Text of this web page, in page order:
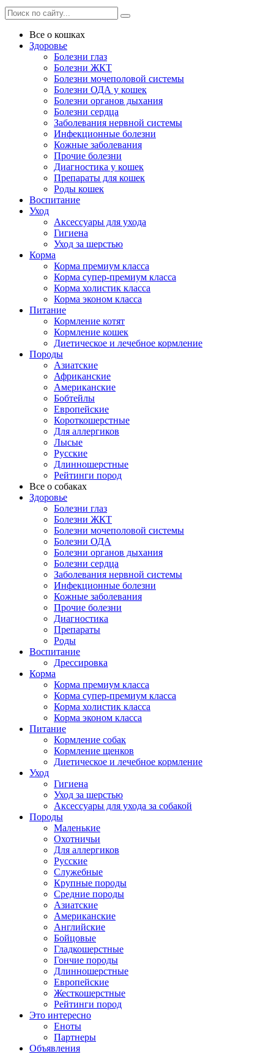
Все о кошках
Здоровье
Болезни глаз
Болезни ЖКТ
Болезни мочеполовой системы
Болезни ОДА у кошек
Болезни органов дыхания
Болезни сердца
Заболевания нервной системы
Инфекционные болезни
Кожные заболевания
Прочие болезни
Диагностика у кошек
Препараты для кошек
Роды кошек
Воспитание
Уход
Аксессуары для ухода
Гигиена
Уход за шерстью
Корма
Корма премиум класса
Корма супер-премиум класса
Корма холистик класса
Корма эконом класса
Питание
Кормление котят
Кормление кошек
Диетическое и лечебное кормление
Породы
Азиатские
Африканские
Американские
Бобтейлы
Европейские
Короткошерстные
Для аллергиков
Лысые
Русские
Длинношерстные
Рейтинги пород
Все о собаках
Здоровье
Болезни глаз
Болезни ЖКТ
Болезни мочеполовой системы
Болезни ОДА
Болезни органов дыхания
Болезни сердца
Заболевания нервной системы
Инфекционные болезни
Кожные заболевания
Прочие болезни
Диагностика
Препараты
Роды
Воспитание
Дрессировка
Корма
Корма премиум класса
Корма супер-премиум класса
Корма холистик класса
Корма эконом класса
Питание
Кормление собак
Кормление щенков
Диетическое и лечебное кормление
Уход
Гигиена
Уход за шерстью
Аксессуары для ухода за собакой
Породы
Маленькие
Охотничьи
Для аллергиков
Русские
Служебные
Крупные породы
Средние породы
Азиатские
Американские
Английские
Бойцовые
Гладкошерстные
Гончие породы
Длинношерстные
Европейские
Жесткошерстные
Рейтинги пород
Это интересно
Еноты
Партнеры
Объявления